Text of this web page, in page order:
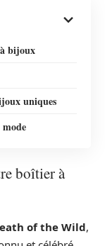
bijoux
uniques
boîtier à
of the Wild,